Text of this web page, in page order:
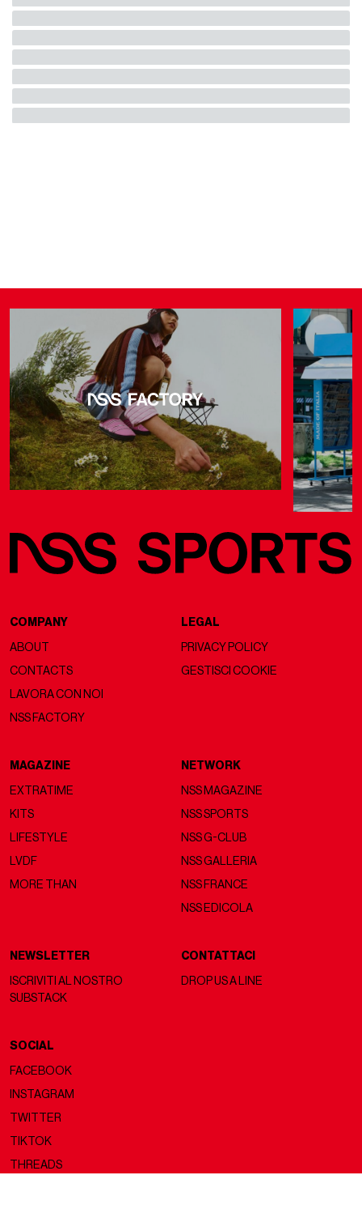
COMPANY
ABOUT
CONTACTS
LAVORA CON NOI
NSS FACTORY
LEGAL
PRIVACY POLICY
GESTISCI COOKIE
MAGAZINE
EXTRATIME
KITS
LIFESTYLE
LVDF
MORE THAN
NETWORK
NSS MAGAZINE
NSS SPORTS
NSS G-CLUB
NSS GALLERIA
NSS FRANCE
NSS EDICOLA
NEWSLETTER
ISCRIVITI AL NOSTRO
SUBSTACK
CONTATTACI
DROP US A LINE
SOCIAL
FACEBOOK
INSTAGRAM
TWITTER
TIKTOK
THREADS